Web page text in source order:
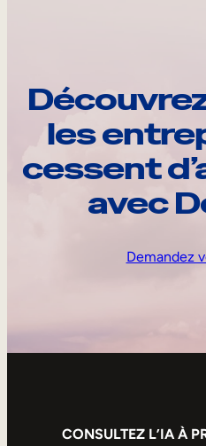
les
cessent
avec
Demandez
CONSULTEZ L’IA À